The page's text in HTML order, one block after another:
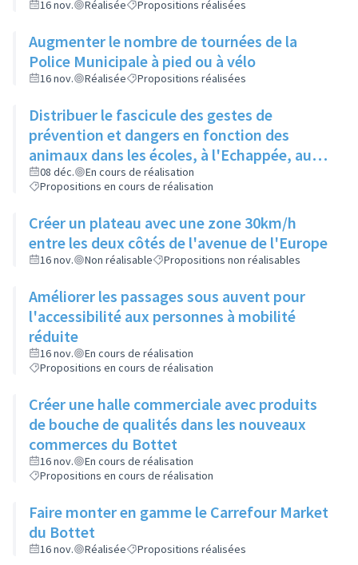
16 nov. Réalisée Propositions réalisées
Augmenter le nombre de tournées de la
Police Municipale à pied ou à vélo
16 nov. Réalisée Propositions réalisées
Distribuer le fascicule des gestes de
prévention et dangers en fonction des
animaux dans les écoles, à l'Echappée, aux
Centres Sociaux.... et l'insérer dans le
Rilliard en version détachable.
08 déc.
En cours de réalisation
Propositions en cours de réalisation
Créer un plateau avec une zone 30km/h
entre les deux côtés de l'avenue de l'Europe
16 nov. Non réalisable Propositions non réalisables
Améliorer les passages sous auvent pour
l'accessibilité aux personnes à mobilité
réduite
16 nov.
En cours de réalisation
Propositions en cours de réalisation
Créer une halle commerciale avec produits
de bouche de qualités dans les nouveaux
commerces du Bottet
16 nov.
En cours de réalisation
Propositions en cours de réalisation
Faire monter en gamme le Carrefour Market
du Bottet
16 nov. Réalisée Propositions réalisées